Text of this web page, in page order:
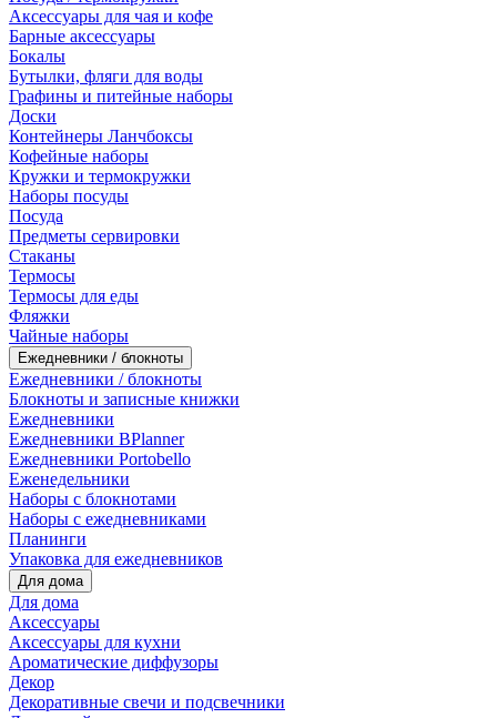
Аксессуары для чая и кофе
Барные аксессуары
Бокалы
Бутылки, фляги для воды
Графины и питейные наборы
Доски
Контейнеры Ланчбоксы
Кофейные наборы
Кружки и термокружки
Наборы посуды
Посуда
Предметы сервировки
Стаканы
Термосы
Термосы для еды
Фляжки
Чайные наборы
Ежедневники / блокноты
Ежедневники / блокноты
Блокноты и записные книжки
Ежедневники
Ежедневники BPlanner
Ежедневники Portobello
Еженедельники
Наборы с блокнотами
Наборы с ежедневниками
Планинги
Упаковка для ежедневников
Для дома
Для дома
Аксессуары
Аксессуары для кухни
Ароматические диффузоры
Декор
Декоративные свечи и подсвечники